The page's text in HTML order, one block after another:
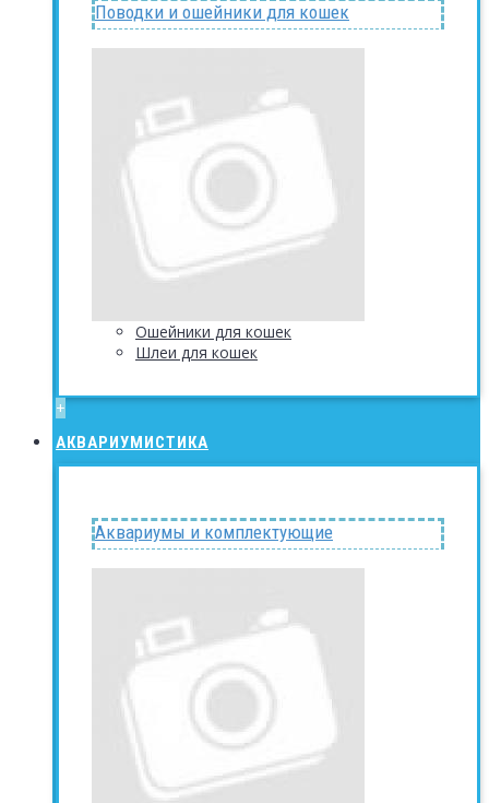
Поводки и ошейники для кошек
Ошейники для кошек
Шлеи для кошек
+
АКВАРИУМИСТИКА
Аквариумы и комплектующие